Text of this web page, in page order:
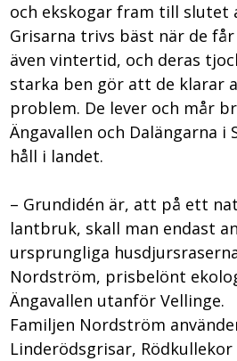
och ekskogar fram till slutet
Grisarna trivs bäst när de
även vintertid, och deras
starka ben gör att de klarar
problem. De lever och mår
Ängavallen och Dalängarna i
håll i landet.
– Grundidén är, att på ett
lantbruk, skall man endast
ursprungliga
Nordström, prisbelönt
Ängavallen utanför Vellinge.
Familjen Nordström
Linderödsgrisar, Rödkullekor